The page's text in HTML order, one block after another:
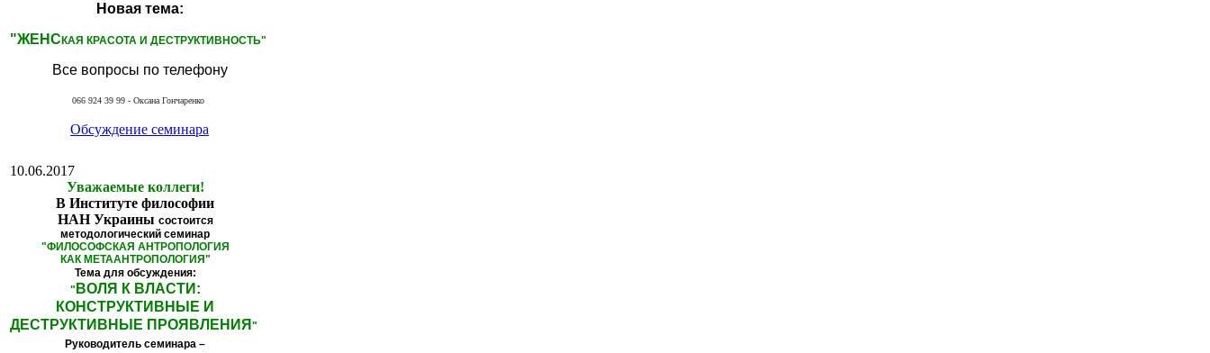
Новая тема:
"ЖЕНС КАЯ КРАСОТА И ДЕСТРУКТИВНОСТЬ"
Все вопросы по телефону
066 924 39 99 - Оксана Гончаренко
Обсуждение семинара
10.06.2017
Уважаемые коллеги!
В Институте философии
НАН Украины состоится
методологический семинар
"ФИЛОСОФСКАЯ АНТРОПОЛОГИЯ
КАК МЕТААНТРОПОЛОГИЯ "
Тема для обсуждения:
" ВОЛЯ К ВЛАСТИ:
КОНСТРУКТИВНЫЕ И
ДЕСТРУКТИВНЫЕ ПРОЯВЛЕНИЯ "
Руководитель семинара –